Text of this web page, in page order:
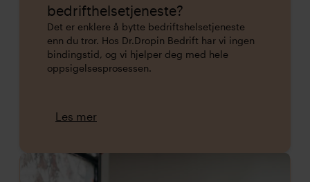
bedrifthelsetjeneste?
Det er enklere å bytte bedriftshelsetjeneste
enn du tror. Hos Dr.Dropin Bedrift har vi ingen
bindingstid, og vi hjelper deg med hele
oppsigelsesprosessen.
Les mer